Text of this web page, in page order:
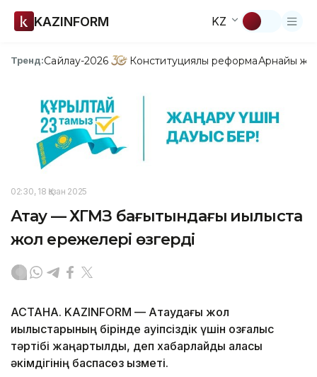
KAZINFORM KZ
Тренд:Сайлау-2026 Конституциялық реформаАрнайы
02:30, 18 Қазан 2025
Ақтау — ХГМЗ бағытындағы қиылыста
жол ережелері өзгерді
АСТАНА. KAZINFORM — Ақтаудағы жол
қиылыстарының бірінде қауіпсіздік үшін қозғалыс
тәртібі жаңартылды, деп хабарлайды қаласы
әкімдігінің баспасөз қызметі.